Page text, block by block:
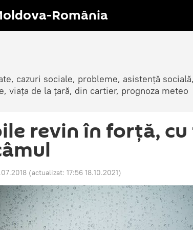
România
cazuri sociale, probleme, asistență
viața de la țară, din cartier, prognoza meteo
revin în forță,
(actualizat: 17:56 18.10.2021)